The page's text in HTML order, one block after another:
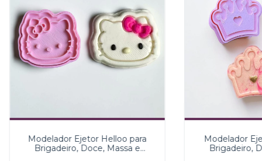
Modelador Ejetor Helloo para
Brigadeiro, Doce, Massa e
Modelador
Brigadeiro,